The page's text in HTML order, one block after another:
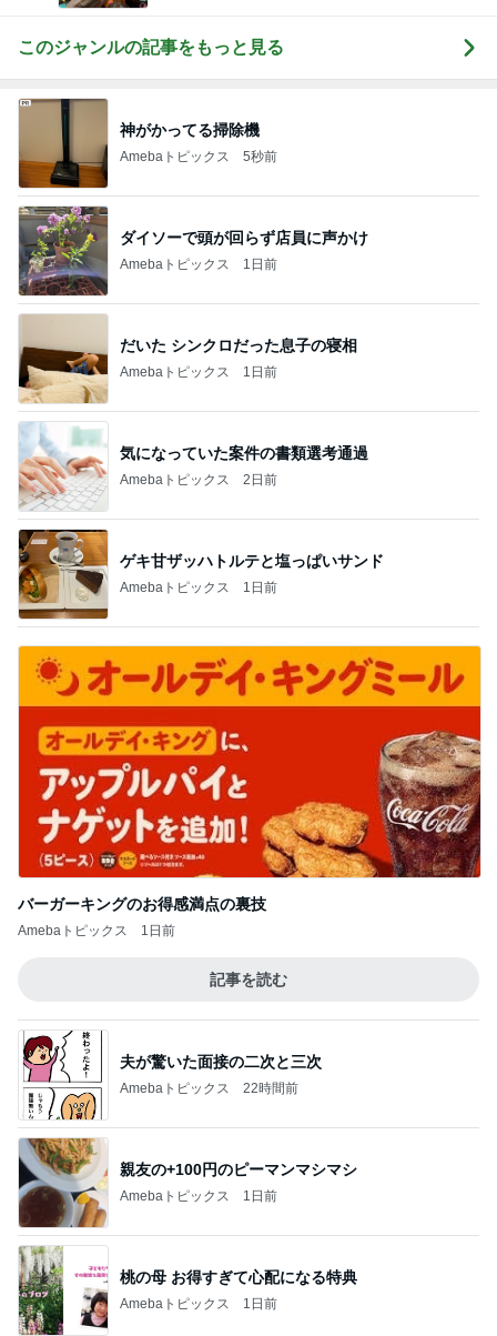
このジャンルの記事をもっと見る
神がかってる掃除機
Amebaトピックス 5秒前
ダイソーで頭が回らず店員に声かけ
Amebaトピックス 1日前
だいた シンクロだった息子の寝相
Amebaトピックス 1日前
気になっていた案件の書類選考通過
Amebaトピックス 2日前
ゲキ甘ザッハトルテと塩っぱいサンド
Amebaトピックス 1日前
バーガーキングのお得感満点の裏技
Amebaトピックス 1日前
記事を読む
夫が驚いた面接の二次と三次
Amebaトピックス 22時間前
親友の+100円のピーマンマシマシ
Amebaトピックス 1日前
桃の母 お得すぎて心配になる特典
Amebaトピックス 1日前